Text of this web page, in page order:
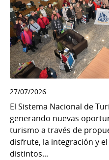
27/07/2026
El Sistema Nacional de
generando nuevas
turismo a través de
disfrute, la integración y
distintos...